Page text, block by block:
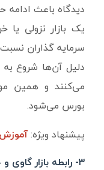
دیدگاه باعث
یک بازار نزولی یا
سرمایه گذاران
دلیل آن‌ها شروع
می‌کنند و همین
بورس می‌شود.
پیشنهاد ویژه:آموزش
۳- رابطه بازار گاوی و خرسی و شرایط اقتصادی